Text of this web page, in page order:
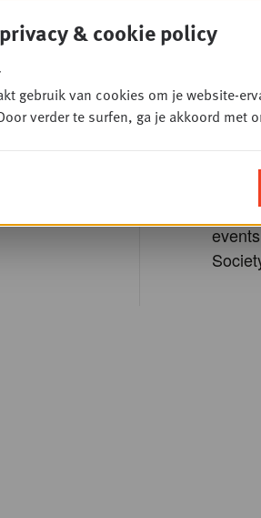
Lees
Krijg
van
& cookie policy
gebruik van cookies om je website-
verder te surfen, ga je akkoord met